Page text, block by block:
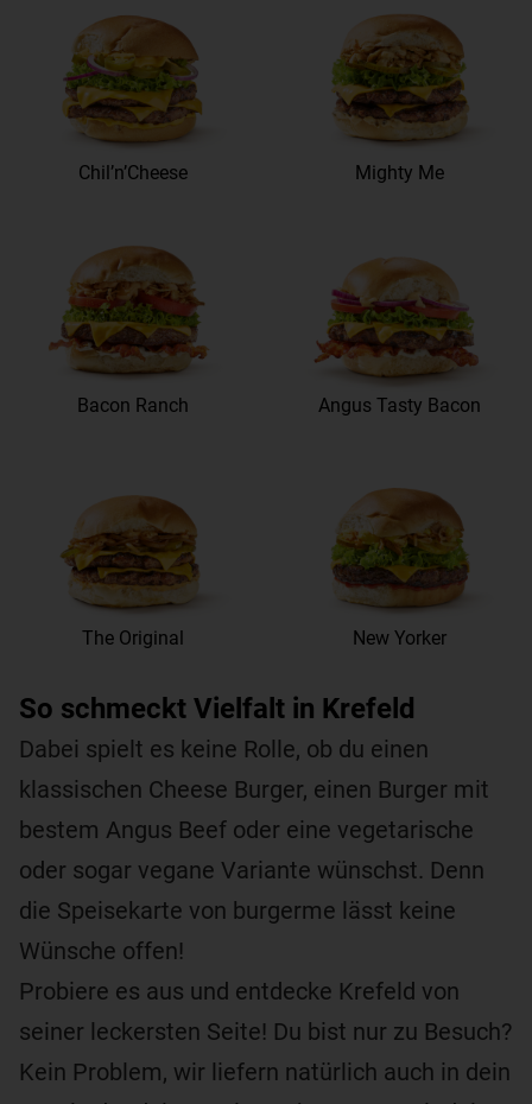
Chil’n’Cheese Mighty Me
Bacon Ranch Angus Tasty Bacon
The Original New Yorker
So schmeckt Vielfalt in Krefeld
Dabei spielt es keine Rolle, ob du einen
klassischen Cheese Burger, einen Burger mit
bestem Angus Beef oder eine vegetarische
oder sogar vegane Variante wünschst. Denn
die Speisekarte von burgerme lässt keine
Wünsche offen!
Probiere es aus und entdecke Krefeld von
seiner leckersten Seite! Du bist nur zu Besuch?
Kein Problem, wir liefern natürlich auch in dein